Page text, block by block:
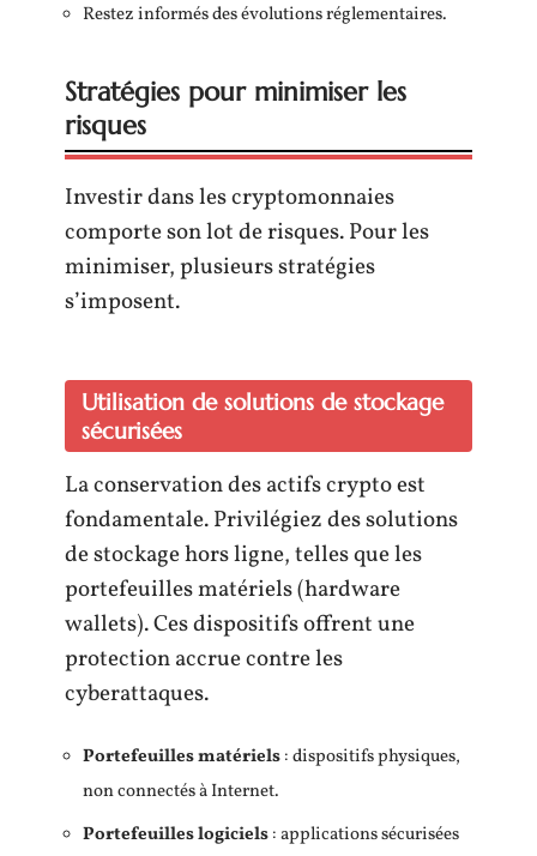
Restez informés des évolutions réglementaires.
Stratégies pour minimiser les
risques
Investir dans les cryptomonnaies
comporte son lot de risques. Pour les
minimiser, plusieurs stratégies
s’imposent.
Utilisation de solutions de stockage
sécurisées
La conservation des actifs crypto est
fondamentale. Privilégiez des solutions
de stockage hors ligne, telles que les
portefeuilles matériels (hardware
wallets). Ces dispositifs offrent une
protection accrue contre les
cyberattaques.
Portefeuilles matériels: dispositifs physiques,
non connectés à Internet.
Portefeuilles logiciels: applications sécurisées